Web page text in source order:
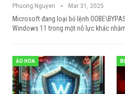
Phuong.Nguyen Mar 31, 2025
Microsoft đang loại bỏ lệnh
Windows 11 trong một nỗ lực khác
ẢO HÓA